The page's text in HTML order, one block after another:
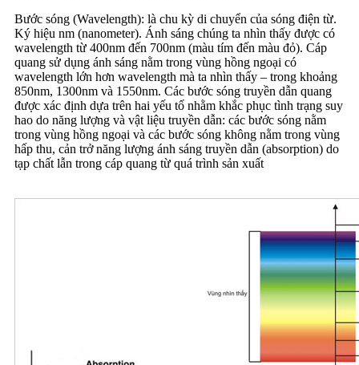
Bước sóng (Wavelength): là chu kỳ di chuyển của sóng điện từ.
Ký hiệu nm (nanometer). Ánh sáng chúng ta nhìn thấy được có
wavelength từ 400nm đến 700nm (màu tím đến màu đỏ). Cáp
quang sử dụng ánh sáng nằm trong vùng hồng ngoại có
wavelength lớn hơn wavelength mà ta nhìn thấy – trong khoảng
850nm, 1300nm và 1550nm. Các bước sóng truyền dẫn quang
được xác định dựa trên hai yếu tố nhằm khắc phục tình trạng suy
hao do năng lượng và vật liệu truyền dẫn: các bước sóng nằm
trong vùng hồng ngoại và các bước sóng không nằm trong vùng
hấp thu, cản trở năng lượng ánh sáng truyền dẫn (absorption) do
tạp chất lẫn trong cáp quang từ quá trình sản xuất